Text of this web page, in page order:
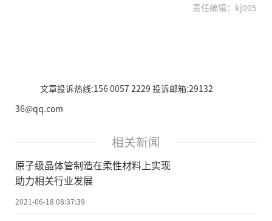
责任编辑：kj005
文章投诉热线:156 0057 2229 投诉邮箱:29132
36@qq.com
相关新闻
原子级晶体管制造在柔性材料上实现
助力相关行业发展
2021-06-18 08:37:39